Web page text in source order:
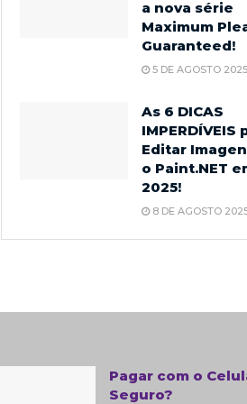
a nova série
Maximum
Guaranteed!
5 DE AGOSTO 2025
As 6 DICAS
IMPERDÍVEIS
Editar
o Paint.NET
2025!
8 DE AGOSTO
Pagar com o
Seguro?